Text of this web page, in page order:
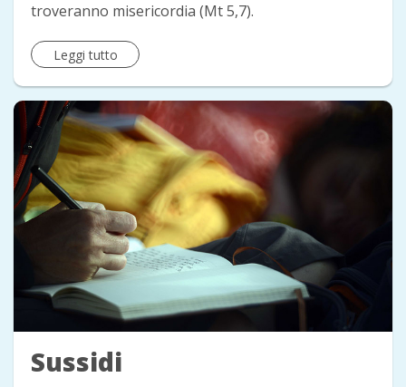
troveranno misericordia (Mt 5,7).
Leggi tutto
Sussidi